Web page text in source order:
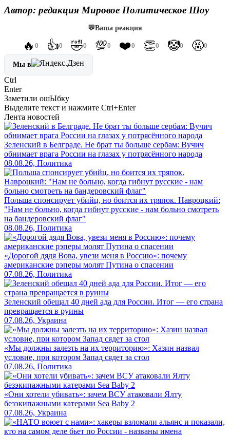
Автор: редакция Мировое Политическое Шоу
💬Ваша реакция
🔥 0 👍0 🤣0 💯0 ❤️0 👏0 🤡0 🤬0
Мы в
Ctrl
Enter
Заметили ошЫбку
Выделите текст и нажмите Ctrl+Enter
Лента новостей
Зеленский в Белграде. Не брат ты больше сербам: Вучич
обнимает врага России на глазах у потрясённого народа
08.08.26, Политика
Польша спонсирует убийц, но боится их тряпок. Навроцкий:
"Нам не больно, когда гибнут русские - нам больно смотреть
на бандеровский флаг"
08.08.26, Политика
«Дорогой дядя Вова, увези меня в Россию»: почему
американские рэперы молят Путина о спасении
07.08.26, Политика
Зеленский обещал 40 дней ада для России. Итог — его страна
превращается в руины
07.08.26, Украина
«Мы должны залезть на их территорию»: Хазин назвал
условие, при котором Запад сядет за стол
07.08.26, Политика
«Они хотели убивать»: зачем ВСУ атаковали Ялту
безэкипажными катерами Sea Baby 2
07.08.26, Украина